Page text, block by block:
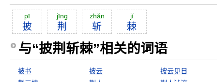
pī
披
jīng
荆
zhăn
斩
jí
棘
与“披荆斩棘”相关的词语
披书 披云
披云见日